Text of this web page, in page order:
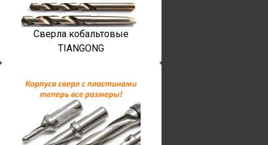
Сверла кобальтовые
TIANGONG